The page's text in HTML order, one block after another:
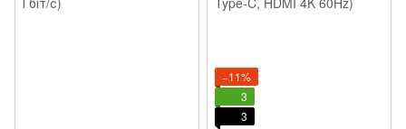
−11%
3
3